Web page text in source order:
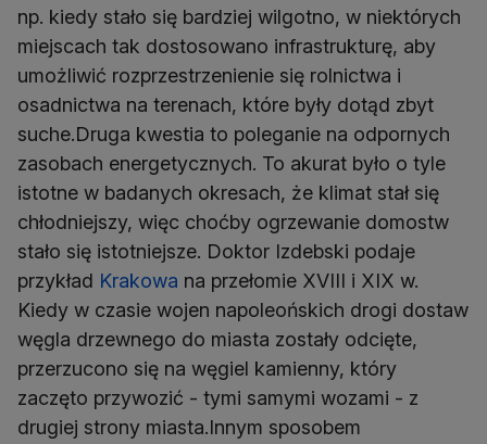
np. kiedy stało się bardziej wilgotno, w niektórych
miejscach tak dostosowano infrastrukturę, aby
umożliwić rozprzestrzenienie się rolnictwa i
osadnictwa na terenach, które były dotąd zbyt
suche.Druga kwestia to poleganie na odpornych
zasobach energetycznych. To akurat było o tyle
istotne w badanych okresach, że klimat stał się
chłodniejszy, więc choćby ogrzewanie domostw
stało się istotniejsze. Doktor Izdebski podaje
przykład Krakowa na przełomie XVIII i XIX w.
Kiedy w czasie wojen napoleońskich drogi dostaw
węgla drzewnego do miasta zostały odcięte,
przerzucono się na węgiel kamienny, który
zaczęto przywozić - tymi samymi wozami - z
drugiej strony miasta.Innym sposobem